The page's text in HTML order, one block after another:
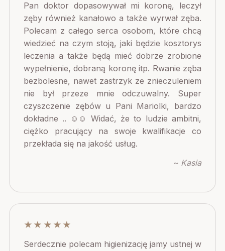
Pan doktor dopasowywał mi koronę, leczył
zęby również kanałowo a także wyrwał zęba.
Polecam z całego serca osobom, które chcą
wiedzieć na czym stoją, jaki będzie kosztorys
leczenia a także będą mieć dobrze zrobione
wypełnienie, dobraną koronę itp. Rwanie zęba
bezbolesne, nawet zastrzyk ze znieczuleniem
nie był przeze mnie odczuwalny. Super
czyszczenie zębów u Pani Mariolki, bardzo
dokładne .. ☺️☺️ Widać, że to ludzie ambitni,
ciężko pracujący na swoje kwalifikacje co
przekłada się na jakość usług.
~ Kasia
★★★★★
Serdecznie polecam higienizację jamy ustnej w